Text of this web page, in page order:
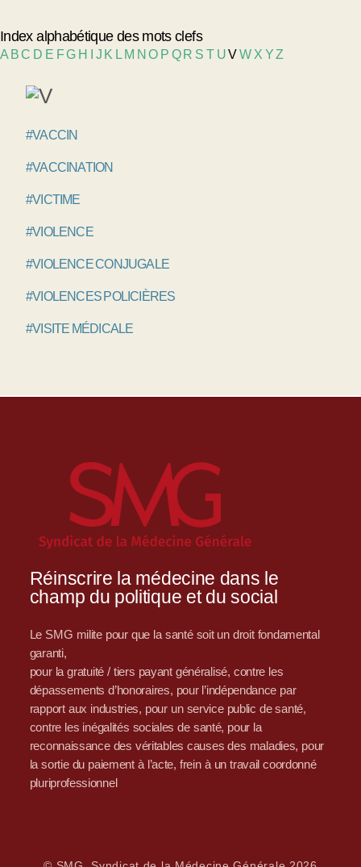
Index alphabétique des mots clefs
A BC D E FG H J K L M NO P Q R S T UVW X YZ
#VACCIN
#VACCINATION
#VICTIME
#VIOLENCE
#VIOLENCE CONJUGALE
#VIOLENCES POLICIÈRES
#VISITE MÉDICALE
Réinscrire la médecine dans le
champ du politique et du social
Le SMG milite pour que la santé soit un droit fondamental
garanti,
pour la gratuité / tiers payant généralisé, contre les
dépassements d’honoraires, pour l’indépendance par
rapport aux industries, pour un service public de santé,
contre les inégalités sociales de santé, pour la
reconnaissance des véritables causes des maladies, pour
la sortie du paiement à l’acte, frein à un travail coordonné
pluriprofessionnel